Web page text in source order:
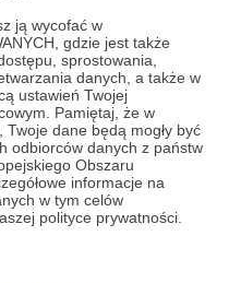
ją wycofać w
gdzie jest także
sprostowania,
danych, a także w
ustawień Twojej
Pamiętaj, że w
dane będą mogły być
odbiorców danych z państw
Obszaru
informacje na
w tym celów
polityce prywatności.
datę
numer NIP, jeśli
paragony od
na konto —
przelewie nie będą
w późniejszym